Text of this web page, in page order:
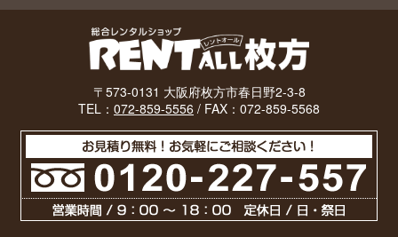
〒573-0131 大阪府枚方市春日野2-3-8
TEL： 072-859-5556 / FAX：072-859-5568